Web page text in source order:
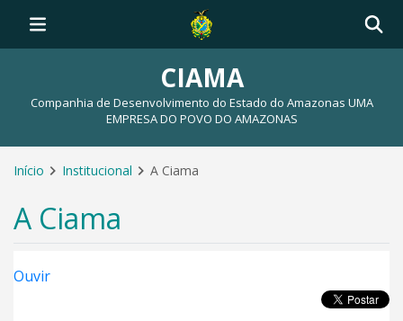
CIAMA
Companhia de Desenvolvimento do Estado do Amazonas UMA
EMPRESA DO POVO DO AMAZONAS
Início Institucional A Ciama
A Ciama
Ouvir